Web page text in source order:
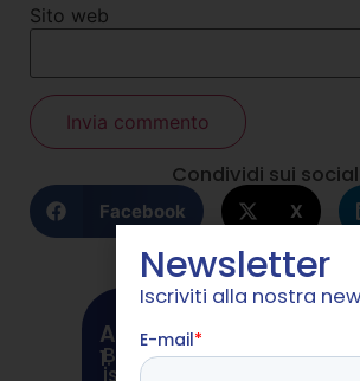
Sito web
Condividi sui social
Facebook X
ARTICOLI SIMILI
1.
Bonus Giovani 2026,
Newsletter
Iscriviti alla nostra